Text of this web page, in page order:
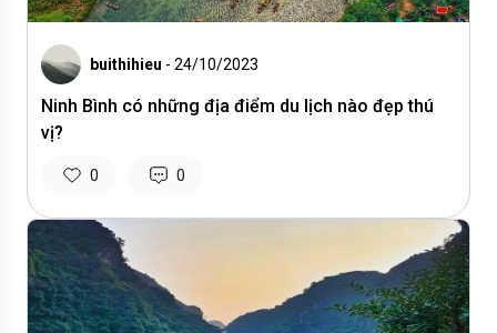
buithihieu - 24/10/2023
Ninh Bình có những địa điểm du lịch nào đẹp thú
vị?
0 0